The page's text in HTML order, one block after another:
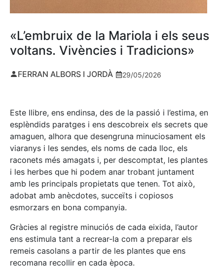
«L’embruix de la Mariola i els seus
voltans. Vivències i Tradicions»
FERRAN ALBORS I JORDÀ 29/05/2026
Este llibre, ens endinsa, des de la passió i l’estima, en
esplèndids paratges i ens descobreix els secrets que
amaguen, alhora que desengruna minuciosament els
viaranys i les sendes, els noms de cada lloc, els
raconets més amagats i, per descomptat, les plantes
i les herbes que hi podem anar trobant juntament
amb les principals propietats que tenen. Tot això,
adobat amb anècdotes, succeïts i copiosos
esmorzars en bona companyia.
Gràcies al registre minuciós de cada eixida, l’autor
ens estimula tant a recrear-la com a preparar els
remeis casolans a partir de les plantes que ens
recomana recollir en cada època.